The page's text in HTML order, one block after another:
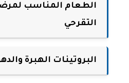
الطعام المناسب
التقرحي
البروتينات الهبرة